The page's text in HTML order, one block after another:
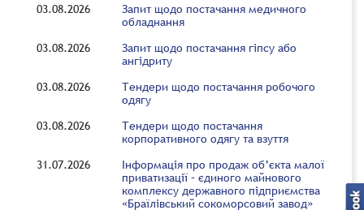
03.08.2026
Запит щодо постачання медичного
обладнання
03.08.2026
Запит щодо постачання гіпсу або
ангідриту
03.08.2026
Тендери щодо постачання робочого
одягу
03.08.2026
Тендери щодо постачання
корпоративного одягу та взуття
31.07.2026
Інформація про продаж об’єкта малої
приватизації – єдиного майнового
комплексу державного підприємства
«Браїлівський сокоморсовий завод»